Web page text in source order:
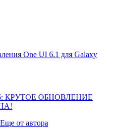
One UI 6.1 для Galaxy
КРУТОЕ ОБНОВЛЕНИЕ
Еще от автора